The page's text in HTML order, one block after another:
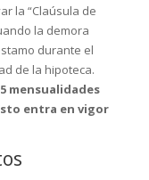
la “Claúsula de
la demora
durante el
de la hipoteca.
mensualidades
entra en vigor